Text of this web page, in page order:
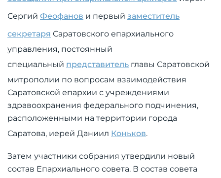
Сергий Феофанов и первый заместитель
секретаря Саратовского епархиального
управления, постоянный
специальный представитель главы Саратовской
митрополии по вопросам взаимодействия
Саратовской епархии с учреждениями
здравоохранения федерального подчинения,
расположенными на территории города
Саратова, иерей Даниил Коньков.
Затем участники собрания утвердили новый
состав Епархиального совета. В состав совета